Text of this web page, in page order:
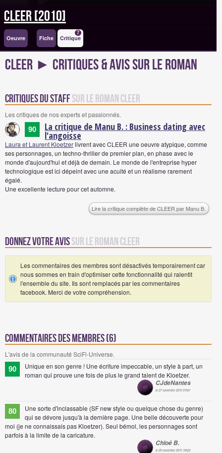
CLEER [2010]
Oeuvre Fiche Critique
7
CLEER ► Critiques & avis sur le roman
Critiques du staffsur le roman CLEER
Les critiques de nos experts et passionnés.
90
La critique de Manu B. : Business dating avec
l'angoisse
Laura et Laurent Kloetzerlivrent avec CLEER une oeuvre atypique, comme
ses personnages, un techno-thriller de premier plan, en phase avec le
monde d'aujourd'hui et déjà de demain. Le monde de l'entreprise hyper
technologique est ici dépeint avec une acuité et un réalisme rarement
égalé.
Une excellente lecture pour cet automne.
Lire la critique complète de CLEER par Manu B.
Donnez votre avissur le roman CLEER
Les commentaires des membres sont désactivés temporairement car
nous sommes en train d'optimiser cette fonctionnalité qui ralentit
l'ensemble du site. Ils sont remplacés par les commentaires
facebook. Merci de votre compréhension.
Commentaires des membres (6)
L'avis de la communauté SciFi-Universe.
90
Unique en son genre ! Une écriture impeccable, un style à part, un
roman qui prouve une fois de plus le grand talent de Kloetzer.
CJdeNantes
le 27 novembre 2010 01h01
80
Une sorte d'inclassable (SF new style ou quelque chose du genre)
qui se dévore jusqu'à la dernière page. Une belle découverte pour
moi (je ne connaissais pas Kloetzer). Seul bémol, les personnages sont
parfois à la limite de la caricature.
Chloé B.
le 29 novembre 2010 19h22